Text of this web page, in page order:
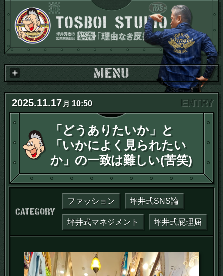
2025.11.17 月 10:50
「どうありたいか」と
「いかによく見られたい
か」の一致は難しい(苦笑)
カテゴリー：
ファッション 坪井式SNS論
坪井式マネジメント 坪井式屁理屈